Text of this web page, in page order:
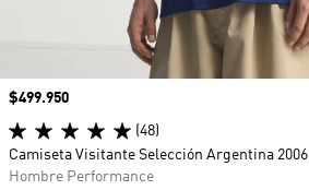
Precio
$499.950
(48)
Camiseta Visitante Selección Argentina 2006
Hombre Performance